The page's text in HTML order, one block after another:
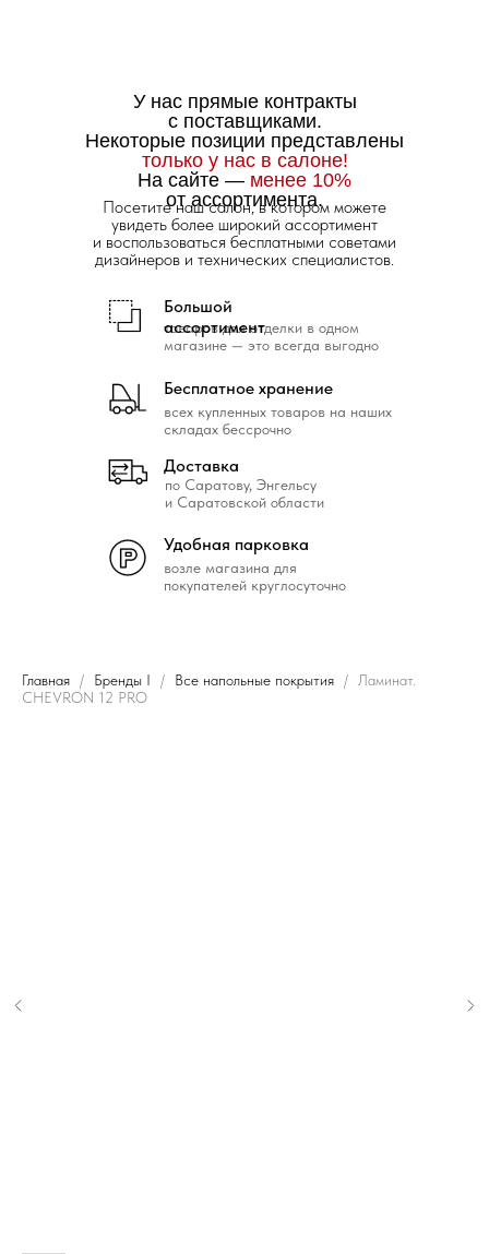
возле магазина для
покупателей круглосуточно
Удобная парковка
всех купленных товаров на наших
складах бессрочно
Бесплатное хранение
товаров для отделки в одном
магазине — это всегда выгодно
Большой
ассортимент
по Саратову, Энгельсу
и Саратовской области
Доставка
У нас прямые контракты
с поставщиками.
Некоторые позиции представлены
только у нас в салоне!
На сайте — менее 10%
от ассортимента.
Посетите наш салон, в котором можете
увидеть более широкий ассортимент
и воспользоваться бесплатными советами
дизайнеров и технических специалистов.
Главная Бренды I Все напольные покрытия
Ламинат.
CHEVRON 12 PRO